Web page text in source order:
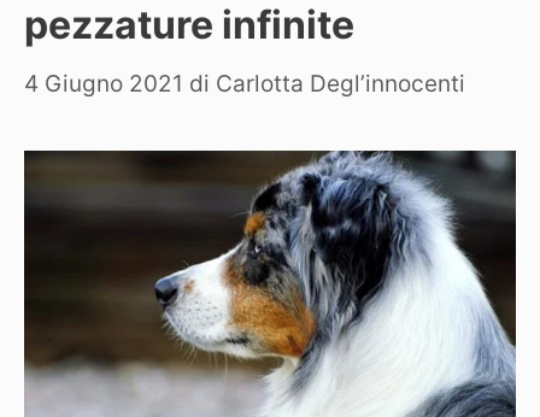
pezzature infinite
4 Giugno 2021 di Carlotta Degl’innocenti